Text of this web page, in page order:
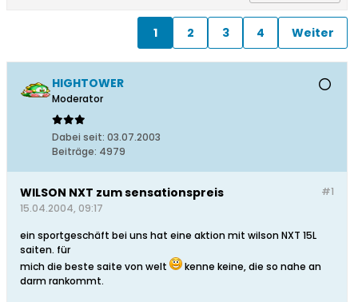
1 2 3 4 Weiter
HIGHTOWER
Moderator
Dabei seit: 03.07.2003
Beiträge: 4979
#1
WILSON NXT zum sensationspreis
15.04.2004, 09:17
ein sportgeschäft bei uns hat eine aktion mit wilson NXT 15L
saiten. für
mich die beste saite von welt
kenne keine, die so nahe an
darm rankommt.